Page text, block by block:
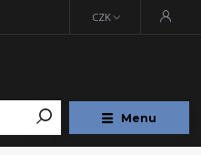
Menu
CZK